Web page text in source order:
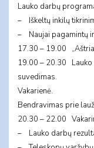
Lauko darbų
– Iškeltų inkilų
– Naujai pagamintų
17.30 – 19.00
19.00 – 20.30
suvedimas.
Vakarienė.
Bendravimas prie
20.30 – 22.00
– Lauko darbų